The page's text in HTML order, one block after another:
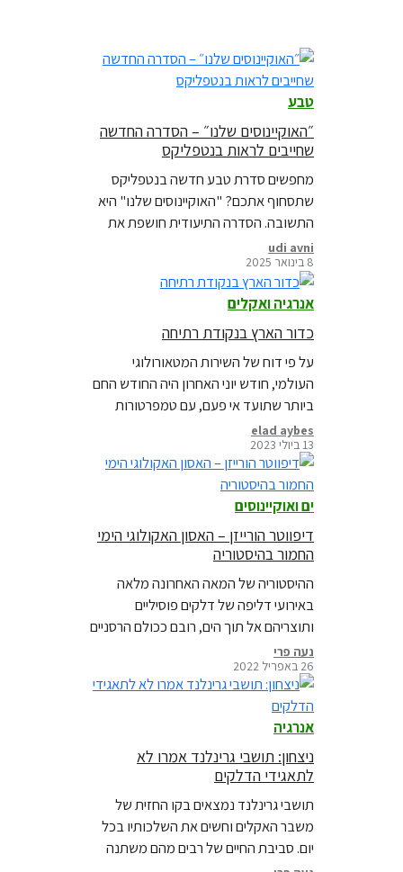
טבע
״האוקיינוסים שלנו״ – הסדרה החדשה
שחייבים לראות בנטפליקס
מחפשים סדרת טבע חדשה בנטפליקס
שתסחוף אתכם? "האוקיינוסים שלנו" היא
התשובה. הסדרה התיעודית חושפת את
המגוון הביולוגי המדהים ואת האיומים
החמורים הניצבים בפני האוקיינוסים שלנו
udi avni
8 בינואר 2025
אנרגיה ואקלים
כדור הארץ בנקודת רתיחה
על פי דוח של השירות המטאורולוגי
העולמי, חודש יוני האחרון היה החודש החם
ביותר שתועד אי פעם, עם טמפרטורות
חסרות תקדים של פני הים ושיא שלילי של
היקף קרח הים…
elad aybes
13 ביולי 2023
ים ואוקיינוסים
דיפווטר הורייזן – האסון האקולוגי הימי
החמור בהיסטוריה
ההיסטוריה של המאה האחרונה מלאה
באירועי דליפה של דלקים פוסיליים
ותוצריהם אל תוך הים, רובם ככולם הרסניים
למערכת האקולוגיות, אבל דבר לא הכין
את העולם לאסון דיפווטר הורייזן.
נעה פרי
26 באפריל 2022
אנרגיה
ניצחון: תושבי גרינלנד אמרו לא
לתאגידי הדלקים
תושבי גרינלנד נמצאים בקו החזית של
משבר האקלים וחשים את השלכותיו בכל
יום. סביבת החיים של רבים מהם משתנה